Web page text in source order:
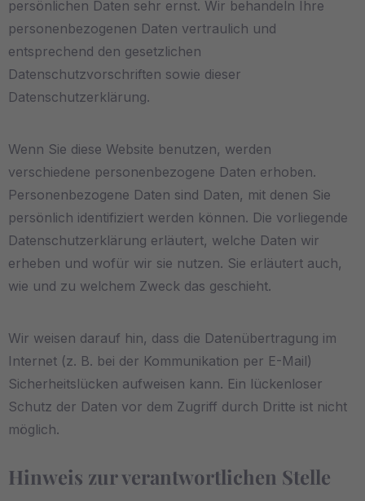
persönlichen Daten sehr ernst. Wir behandeln Ihre
personenbezogenen Daten vertraulich und
entsprechend den gesetzlichen
Datenschutzvorschriften sowie dieser
Datenschutzerklärung.
Wenn Sie diese Website benutzen, werden
verschiedene personenbezogene Daten erhoben.
Personenbezogene Daten sind Daten, mit denen Sie
persönlich identifiziert werden können. Die vorliegende
Datenschutzerklärung erläutert, welche Daten wir
erheben und wofür wir sie nutzen. Sie erläutert auch,
wie und zu welchem Zweck das geschieht.
Wir weisen darauf hin, dass die Datenübertragung im
Internet (z. B. bei der Kommunikation per E-Mail)
Sicherheitslücken aufweisen kann. Ein lückenloser
Schutz der Daten vor dem Zugriff durch Dritte ist nicht
möglich.
Hinweis zur verantwortlichen Stelle